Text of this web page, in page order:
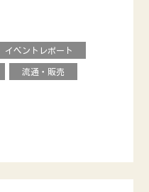
イベントレポート
流通・販売